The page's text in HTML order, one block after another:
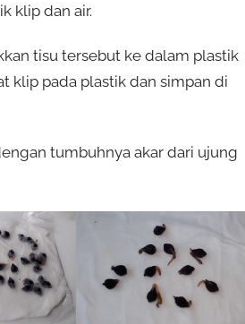
klip dan air.
tisu tersebut ke dalam plastik
klip pada plastik dan simpan di
tumbuhnya akar dari ujung